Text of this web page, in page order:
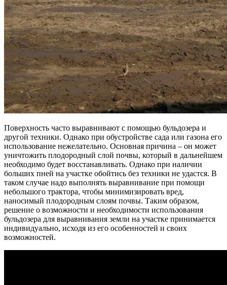
Поверхность часто выравнивают с помощью бульдозера и
другой техники. Однако при обустройстве сада или газона его
использование нежелательно. Основная причина – он может
уничтожить плодородный слой почвы, который в дальнейшем
необходимо будет восстанавливать. Однако при наличии
больших пней на участке обойтись без техники не удастся. В
таком случае надо выполнять выравнивание при помощи
небольшого трактора, чтобы минимизировать вред,
наносимый плодородным слоям почвы. Таким образом,
решение о возможности и необходимости использования
бульдозера для выравнивания земли на участке принимается
индивидуально, исходя из его особенностей и своих
возможностей.